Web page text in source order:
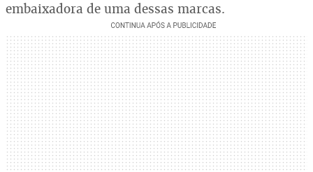
embaixadora de uma dessas marcas.